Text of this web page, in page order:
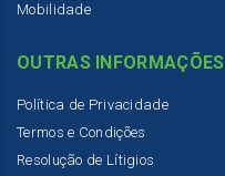
Mobilidade
OUTRAS INFORMAÇÕES
Política de Privacidade
Termos e Condições
Resolução de Lítigios